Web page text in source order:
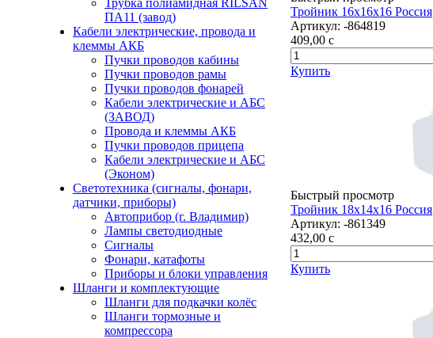
Трубка полиамидная RILSAN
ПА11 (завод)
Кабели электрические, провода и
клеммы АКБ
Пучки проводов кабины
Пучки проводов рамы
Пучки проводов фонарей
Кабели электрические и АБС
(ЗАВОД)
Провода и клеммы АКБ
Пучки проводов прицепа
Кабели электрические и АБС
(Эконом)
Светотехника (сигналы, фонари,
датчики, приборы)
Автоприбор (г. Владимир)
Лампы светодиодные
Сигналы
Фонари, катафоты
Приборы и блоки управления
Шланги и комплектующие
Шланги для подкачки колёс
Шланги тормозные и
компрессора
Тройник 16х16х16 Россия
Артикул: -864819
409,00 c
Купить
Быстрый просмотр
Тройник 18х14х16 Россия
Артикул: -861349
432,00 c
Купить